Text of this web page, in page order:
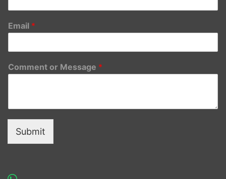
Email *
Comment or Message *
Submit